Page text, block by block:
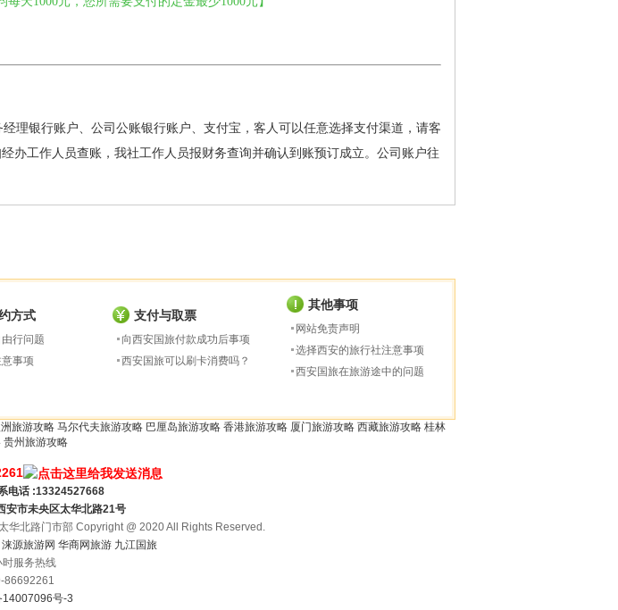
理银行账户、公司公账银行账户、支付宝，客人可以任意选择支付渠道，请客
办工作人员查账，我社工作人员报财务查询并确认到账预订成立。公司账户往
方式
行问题
事项
支付与取票
向西安国旅付款成功后事项
西安国旅可以刷卡消费吗？
其他事项
网站免责声明
选择西安的旅行社注意事项
西安国旅在旅游途中的问题
旅游攻略 马尔代夫旅游攻略 巴厘岛旅游攻略 香港旅游攻略 厦门旅游攻略 西藏旅游攻略 桂林
贵州旅游攻略
电话 :13324527668
安市未央区太华北路21号
华北路门市部 Copyright @ 2020 All Rights Reserved.
涞源旅游网 华商网旅游 九江国旅
时服务热线
86692261
14007096号-3